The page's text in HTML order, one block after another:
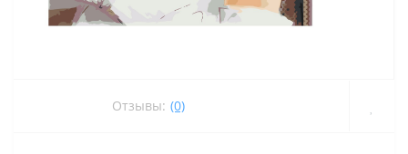
Отзывы: (0)